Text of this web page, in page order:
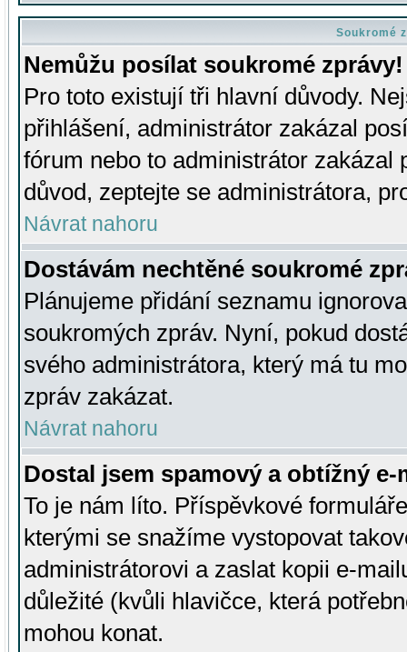
Soukromé
Nemůžu posílat soukromé zprávy!
Pro toto existují tři hlavní důvody.
přihlášení, administrátor zakázal
fórum nebo to administrátor zakázal
důvod, zeptejte se administrátora,
Návrat nahoru
Dostávám nechtěné soukromé
Plánujeme přidání seznamu
soukromých zpráv. Nyní, pokud
svého administrátora, který má tu
zpráv zakázat.
Návrat nahoru
Dostal jsem spamový a obtížný
To je nám líto. Příspěvkové
kterými se snažíme vystopovat
administrátorovi a zaslat kopii e-
důležité (kvůli hlavičce, která
mohou konat.